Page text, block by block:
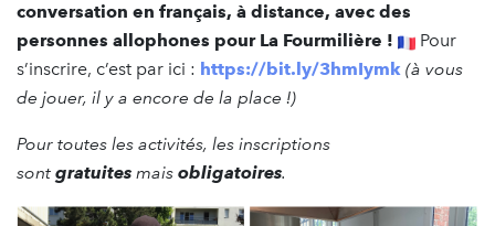
conversation en français, à distance, avec des
personnes allophones pour La Fourmilière !
Pour
s’inscrire, c’est par ici : https://bit.ly/3hmIymk (à vous
de jouer, il y a encore de la place !)
Pour toutes les activités, les inscriptions
sont gratuites mais obligatoires.